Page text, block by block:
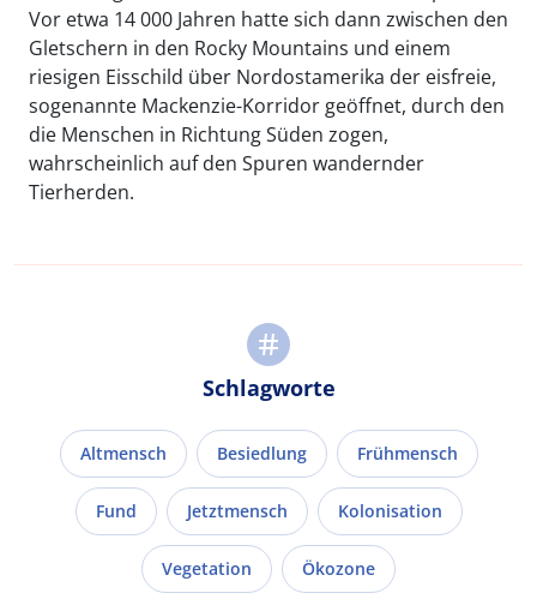
Vor etwa 14 000 Jahren hatte sich dann zwischen den
Gletschern in den Rocky Mountains und einem
riesigen Eisschild über Nordostamerika der eisfreie,
sogenannte Mackenzie-Korridor geöffnet, durch den
die Menschen in Richtung Süden zogen,
wahrscheinlich auf den Spuren wandernder
Tierherden.
Schlagworte
Altmensch Besiedlung Frühmensch
Fund Jetztmensch Kolonisation
Vegetation Ökozone